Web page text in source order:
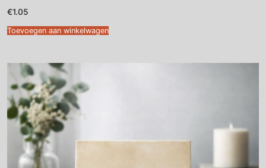
€1.05
Toevoegen aan winkelwagen